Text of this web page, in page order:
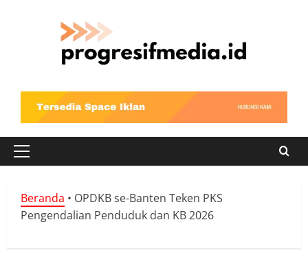
Primary
Beranda • OPDKB se-Banten Teken PKS
Pengendalian Penduduk dan KB 2026